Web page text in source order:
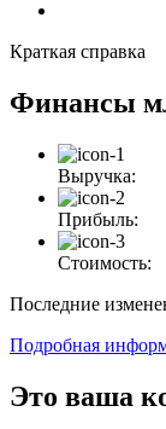
Краткая справка
Финансы
Выручка:
Прибыль:
Стоимость:
Последние
Подробная
Это ваша